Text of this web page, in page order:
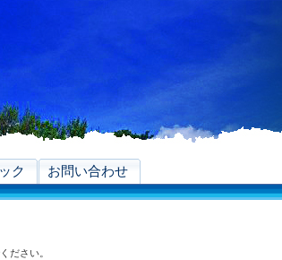
ク お問い合わせ
ださい。